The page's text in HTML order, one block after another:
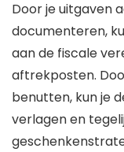
Door je uitgaven
documenteren,
aan de fiscale
aftrekposten.
benutten, kun je
verlagen en